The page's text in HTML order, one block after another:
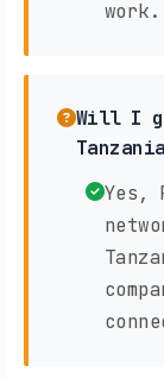
work.
Will I
Yes,